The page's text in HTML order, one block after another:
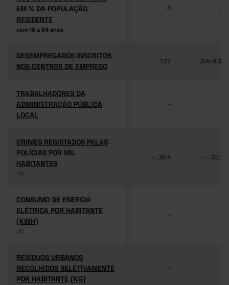
EM % DA POPULAÇÃO
RESIDENTE
com 15 a 64 anos
EM % DA POPULAÇÃO
RESIDENTE
com 15 a 64 anos
8 4
DESEMPREGADOS INSCRITOS
NOS CENTROS DE EMPREGO
DESEMPREGADOS INSCRITOS
NOS CENTROS DE EMPREGO
127 309.939
TRABALHADORES DA
ADMINISTRAÇÃO PÚBLICA
LOCAL
TRABALHADORES DA
ADMINISTRAÇÃO PÚBLICA
LOCAL
-
CRIMES REGISTADOS PELAS
POLÍCIAS POR MIL
HABITANTES
(6)
CRIMES REGISTADOS PELAS
POLÍCIAS POR MIL
HABITANTES
(6)
Pro 39,4 Pro 32,1
CONSUMO DE ENERGIA
ELÉTRICA POR HABITANTE
(KWH)
(6)
CONSUMO DE ENERGIA
ELÉTRICA POR HABITANTE
(KWH)
(6)
-
RESÍDUOS URBANOS
RECOLHIDOS SELETIVAMENTE
POR HABITANTE (KG)
RESÍDUOS URBANOS
RECOLHIDOS SELETIVAMENTE
POR HABITANTE (KG)
-